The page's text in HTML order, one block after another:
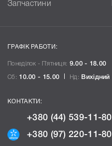
Запчастини
ГРАФІК РАБОТИ:
Понеділок - П`ятниця: 9.00 - 18.00
Сб: 10.00 - 15.00 Нд: Вихідний
КОНТАКТИ:
+380 (44) 539-11-80
+380 (97) 220-11-80